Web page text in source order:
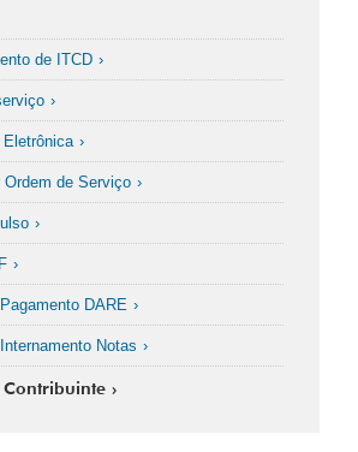
de ITCD
Eletrônica
Ordem de Serviço
DARE
Notas
Contribuinte